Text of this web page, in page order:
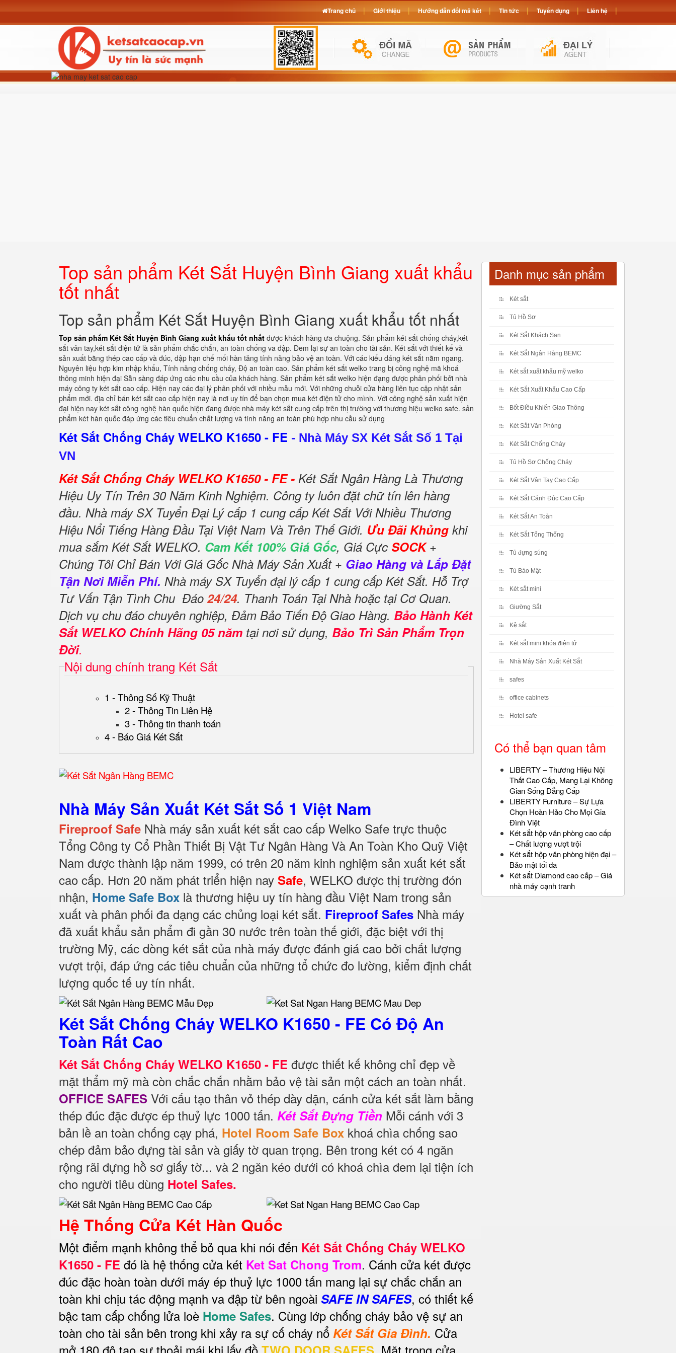
Top sản phẩm Két Sắt Huyện Bình Giang xuất khẩu
tốt nhất
Top sản phẩm Két Sắt Huyện Bình Giang xuất khẩu tốt nhất
Top sản phẩm Két Sắt Huyện Bình Giang xuất khẩu tốt nhất được khách hàng ưa chuộng. Sản phẩm két sắt chống cháy,két
sắt vân tay,két sắt điện tử là sản phẩm chắc chắn, an toàn chống va đập. Đem lại sự an toàn cho tài sản. Két sắt với thiết kế và
sản xuất bằng thép cao cấp và đúc, dập hạn chế mối hàn tăng tính năng bảo vệ an toàn. Với các kiểu dáng két sắt nằm ngang.
Nguyên liệu hợp kim nhập khẩu, Tính năng chống cháy, Độ an toàn cao. Sản phẩm két sắt welko trang bị công nghệ mã khoá
thông minh hiện đại Sẵn sàng đáp ứng các nhu cầu của khách hàng. Sản phẩm két sắt welko hiện đạng được phân phối bởi nhà
máy công ty két sắt cao cấp. Hiện nay các đại lý phân phối với nhiều mẫu mới. Với những chuỗi cửa hàng liên tục cập nhật sản
phẩm mới. địa chỉ bán két sắt cao cấp hiện nay là nơi uy tín để bạn chọn mua két điện tử cho mình. Với công nghệ sản xuất hiện
đại hiện nay két sắt công nghệ hàn quốc hiện đang được nhà máy két sắt cung cấp trên thị trường với thương hiệu welko safe. sản
phẩm két hàn quốc đáp ứng các tiêu chuẩn chất lượng và tính năng an toàn phù hợp nhu cầu sử dụng
Két Sắt Chống Cháy WELKO K1650 - FE - Nhà Máy SX Két Sắt Số 1 Tại
VN
Két Sắt Chống Cháy WELKO K1650 - FE - Két Sắt Ngân Hàng Là Thương
Hiệu Uy Tín Trên 30 Năm Kinh Nghiệm. Công ty luôn đặt chữ tín lên hàng
đầu. Nhà máy SX Tuyển Đại Lý cấp 1 cung cấp Két Sắt Với Nhiều Thương
Hiệu Nổi Tiếng Hàng Đầu Tại Việt Nam Và Trên Thế Giới. Ưu Đãi Khủng khi
mua sắm Két Sắt WELKO. Cam Kết 100% Giá Gốc, Giá Cực SOCK+
Chúng Tôi Chỉ Bán Với Giá Gốc Nhà Máy Sản Xuất + Giao Hàng và Lắp Đặt
Tận Nơi Miễn Phí. Nhà máy SX Tuyển đại lý cấp 1 cung cấp Két Sắt. Hỗ Trợ
Tư Vấn Tận Tình Chu Đáo 24/24. Thanh Toán Tại Nhà hoặc tại Cơ Quan.
Dịch vụ chu đáo chuyên nghiệp, Đảm Bảo Tiến Độ Giao Hàng. Bảo Hành Két
Sắt WELKO Chính Hãng 05 năm tại nơi sử dụng, Bảo Trì Sản Phẩm Trọn
Đời.
Nội dung chính trang Két Sắt
1 - Thông Số Kỹ Thuật
2 - Thông Tin Liên Hệ
3 - Thông tin thanh toán
4 - Báo Giá Két Sắt
Nhà Máy Sản Xuất Két Sắt Số 1 Việt Nam
Fireproof Safe Nhà máy sản xuất két sắt cao cấp Welko Safe trực thuộc
Tổng Công ty Cổ Phần Thiết Bị Vật Tư Ngân Hàng Và An Toàn Kho Quỹ Việt
Nam được thành lập năm 1999, có trên 20 năm kinh nghiệm sản xuất két sắt
cao cấp. Hơn 20 năm phát triển hiện nay Safe, WELKO được thị trường đón
nhận, Home Safe Box là thương hiệu uy tín hàng đầu Việt Nam trong sản
xuất và phân phối đa dạng các chủng loại két sắt. Fireproof Safes Nhà máy
đã xuất khẩu sản phẩm đi gần 30 nước trên toàn thế giới, đặc biệt với thị
trường Mỹ, các dòng két sắt của nhà máy được đánh giá cao bởi chất lượng
vượt trội, đáp ứng các tiêu chuẩn của những tổ chức đo lường, kiểm định chất
lượng quốc tế uy tín nhất.
Két Sắt Chống Cháy WELKO K1650 - FE Có Độ An
Toàn Rất Cao
Két Sắt Chống Cháy WELKO K1650 - FE được thiết kế không chỉ đẹp về
mặt thẩm mỹ mà còn chắc chắn nhằm bảo vệ tài sản một cách an toàn nhất.
OFFICE SAFES Với cấu tạo thân vỏ thép dày dặn, cánh cửa két sắt làm bằng
thép đúc đặc được ép thuỷ lực 1000 tấn. Két Sắt Đựng Tiền Mỗi cánh với 3
bản lề an toàn chống cạy phá, Hotel Room Safe Box khoá chìa chống sao
chép đảm bảo đựng tài sản và giấy tờ quan trọng. Bên trong két có 4 ngăn
rộng rãi đựng hồ sơ giấy tờ... và 2 ngăn kéo dưới có khoá chìa đem lại tiện ích
cho người tiêu dùng Hotel Safes.
Hệ Thống Cửa Két Hàn Quốc
Một điểm mạnh không thể bỏ qua khi nói đến Két Sắt Chống Cháy WELKO
K1650 - FE đó là hệ thống cửa két Ket Sat Chong Trom. Cánh cửa két được
đúc đặc hoàn toàn dưới máy ép thuỷ lực 1000 tấn mang lại sự chắc chắn an
toàn khi chịu tác động mạnh va đập từ bên ngoài SAFE IN SAFES, có thiết kế
bậc tam cấp chống lửa loè Home Safes. Cùng lớp chống cháy bảo vệ sự an
toàn cho tài sản bên trong khi xảy ra sự cố cháy nổ Két Sắt Gia Đình. Cửa
Danh mục sản phẩm
Két sắt
Tủ Hồ Sơ
Két Sắt Khách Sạn
Két Sắt Ngân Hàng BEMC
Két sắt xuất khẩu mỹ welko
Két Sắt Xuất Khẩu Cao Cấp
Bốt Điều Khiển Giao Thông
Két Sắt Văn Phòng
Két Sắt Chống Cháy
Tủ Hồ Sơ Chống Cháy
Két Sắt Vân Tay Cao Cấp
Két Sắt Cánh Đúc Cao Cấp
Két Sắt An Toàn
Két Sắt Tổng Thống
Tủ đựng súng
Tủ Bảo Mật
Két sắt mini
Giường Sắt
Kệ sắt
Két sắt mini khóa điện tử
Nhà Máy Sản Xuất Két Sắt
safes
office cabinets
Hotel safe
Có thể bạn quan tâm
LIBERTY – Thương Hiệu Nội
Thất Cao Cấp, Mang Lại Không
Gian Sống Đẳng Cấp
LIBERTY Furniture – Sự Lựa
Chọn Hoàn Hảo Cho Mọi Gia
Đình Việt
Két sắt hộp văn phòng cao cấp
– Chất lượng vượt trội
Két sắt hộp văn phòng hiện đại –
Bảo mật tối đa
Két sắt Diamond cao cấp – Giá
nhà máy cạnh tranh
Trang chủ Giới thiệu Hướng dẫn đổi mã két Tin tức Tuyển dụng Liên hệ